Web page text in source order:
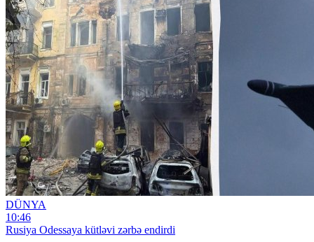
DÜNYA
10:46
Rusiya Odessaya kütləvi zərbə endirdi